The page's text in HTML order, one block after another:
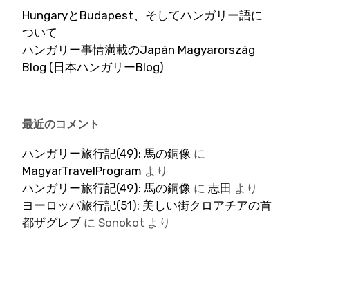
HungaryとBudapest、そしてハンガリー語に
ついて
ハンガリー事情満載のJapán Magyarország
Blog (日本ハンガリーBlog)
最近のコメント
ハンガリー旅行記(49): 馬の銅像 に
MagyarTravelProgram より
ハンガリー旅行記(49): 馬の銅像 に志田 より
ヨーロッパ旅行記(51): 美しい街クロアチアの首
都ザグレブにSonokot より